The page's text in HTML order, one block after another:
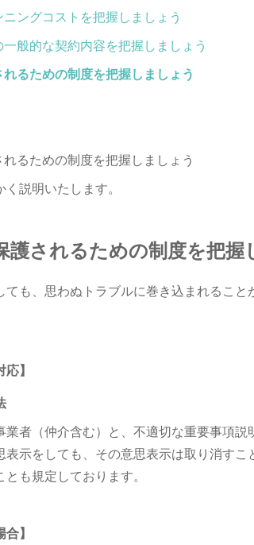
ングコストを把握しましょう
般的な契約内容を把握しましょう
るための制度を把握しましょう
るための制度を把握しましょう
説明いたします。
護されるための制度を把握
ても、思わぬトラブルに巻き込まれるこ
】
業者（仲介含む）と、不適切な重要事項
表示をしても、その意思表示は取り消す
も規定しております。
】